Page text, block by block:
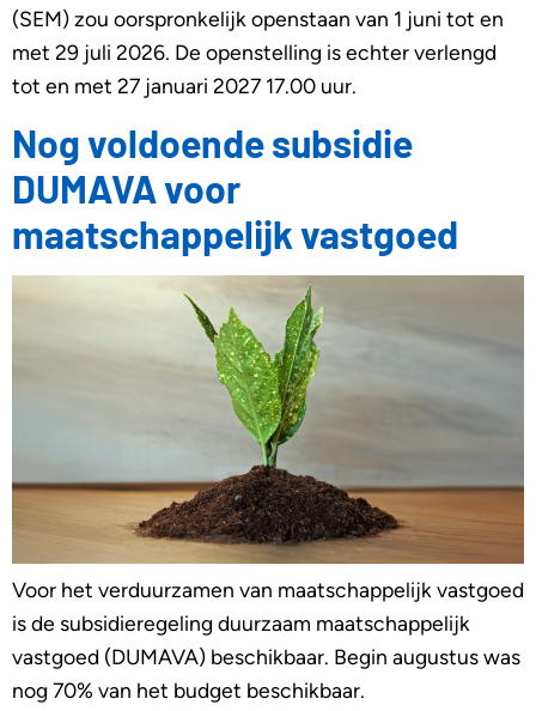
(SEM) zou oorspronkelijk openstaan van 1 juni tot en
met 29 juli 2026. De openstelling is echter verlengd
tot en met 27 januari 2027 17.00 uur.
Nog voldoende subsidie
DUMAVA voor
maatschappelijk vastgoed
Voor het verduurzamen van maatschappelijk vastgoed
is de subsidieregeling duurzaam maatschappelijk
vastgoed (DUMAVA) beschikbaar. Begin augustus was
nog 70% van het budget beschikbaar.